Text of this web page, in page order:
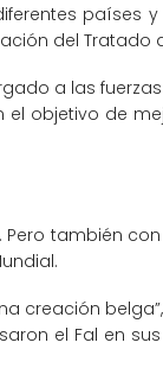
países
del Tratado
a las
objetivo de
también
creación
el Fal en